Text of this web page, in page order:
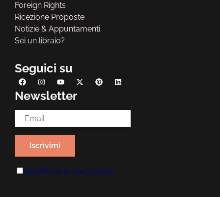
Foreign Rights
Ricezione Proposte
Notizie & Appuntamenti
Sei un libraio?
Seguici su
Newsletter
Email Address*
Accetto la privacy policy